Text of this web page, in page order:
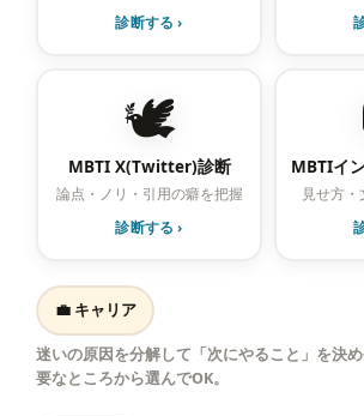
診断する ›
🕊️
MBTI X(Twitter)診断
論点・ノリ・引用の癖を把握
診断する ›
MBTIイ
見せ方
💼 キャリア
迷いの原因を分解して「次にやること」を決
要なところから選んでOK。